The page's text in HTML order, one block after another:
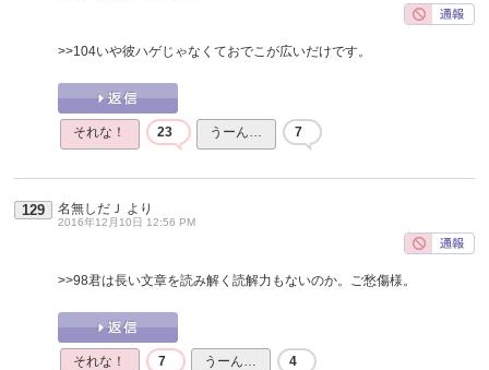
>>104いや彼ハゲじゃなくておでこが広いだけです。
それな！ 23 うーん… 7
129 名無しだＪ より
2016年12月10日 12:56 PM
>>98君は長い文章を読み解く読解力もないのか。ご愁傷様。
それな！ 7 うーん… 4